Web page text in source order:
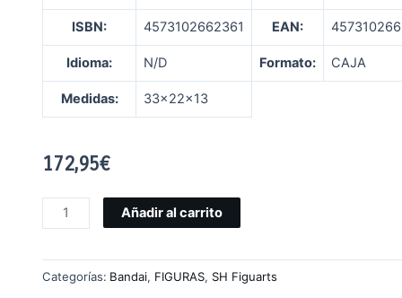
ISBN: 4573102662361 EAN:
Idioma: N/D Formato: CAJA
Medidas: 33x22x13
172,95€
Añadir al carrito
Categorías: Bandai, FIGURAS, SH Figuarts